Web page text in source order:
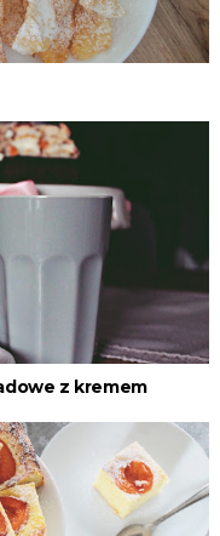
z kremem